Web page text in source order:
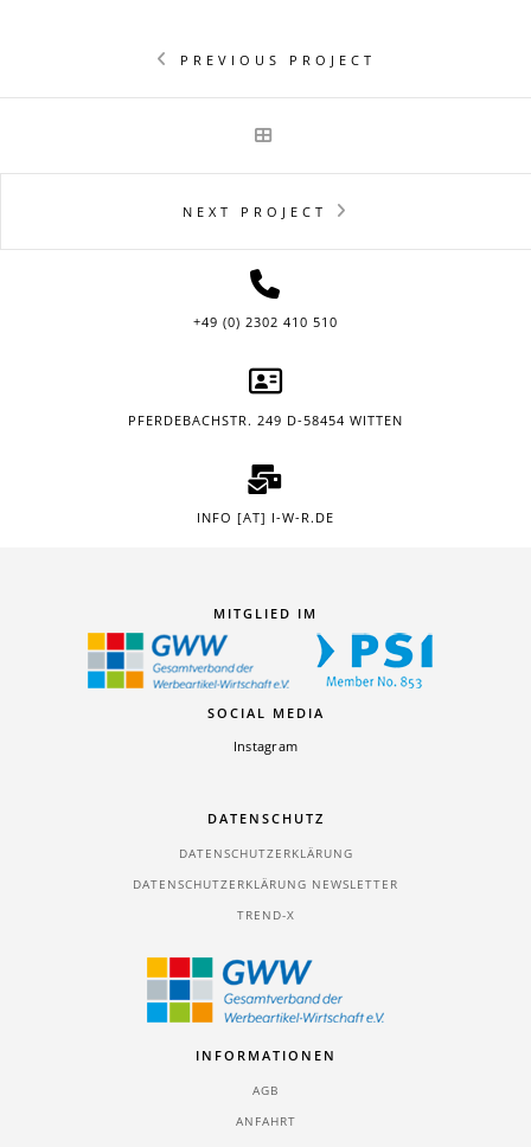
PREVIOUS PROJECT
NEXT PROJECT
+49 (0) 2302 410 510
PFERDEBACHSTR. 249 D-58454 WITTEN
INFO [AT] I-W-R.DE
MITGLIED IM
SOCIAL MEDIA
Instagram
DATENSCHUTZ
DATENSCHUTZERKLÄRUNG
DATENSCHUTZERKLÄRUNG NEWSLETTER
TREND-X
INFORMATIONEN
AGB
ANFAHRT